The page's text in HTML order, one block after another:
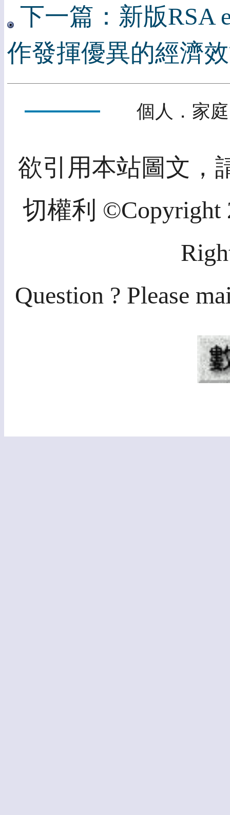
下一篇：新版RSA
作發揮優異的經濟
個人．家
欲引用本站圖文，
切權利 ©Copyright
Question ? Please